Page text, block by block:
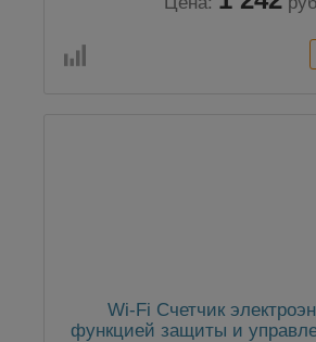
Wi-Fi Счетчик
функцией защиты и